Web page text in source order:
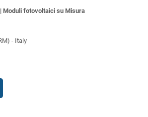
Moduli fotovoltaici su Misura
- Italy